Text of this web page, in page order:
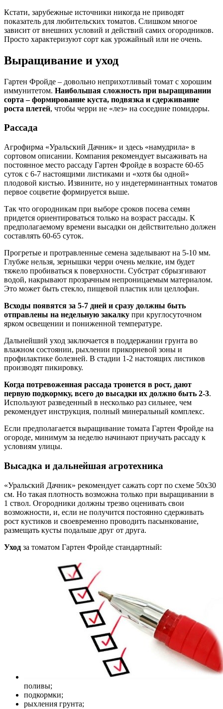
Кстати, зарубежные источники никогда не приводят
показатель для любительских томатов. Слишком многое
зависит от внешних условий и действий самих огородников.
Просто характеризуют сорт как урожайный или не очень.
Выращивание и уход
Гартен Фройде – довольно неприхотливый томат с хорошим
иммунитетом. Наибольшая сложность при выращивании
сорта – формирование куста, подвязка и сдерживание
роста плетей, чтобы черри не «лез» на соседние помидоры.
Рассада
Агрофирма «Уральский Дачник» и здесь «намудрила» в
сортовом описании. Компания рекомендует высаживать на
постоянное место рассаду Гартен Фройде в возрасте 60-65
суток с 6-7 настоящими листиками и «хотя бы одной»
плодовой кистью. Извините, но у индетерминантных томатов
первое соцветие формируется выше.
Так что огородникам при выборе сроков посева семян
придется ориентироваться только на возраст рассады. К
предполагаемому времени высадки он действительно должен
составлять 60-65 суток.
Прогретые и протравленные семена заделывают на 5-10 мм.
Глубже нельзя, зернышки черри очень мелкие, им будет
тяжело пробиваться к поверхности. Субстрат сбрызгивают
водой, накрывают прозрачным непроницаемым материалом.
Это может быть стекло, пищевой пластик или целлофан.
Всходы появятся за 5-7 дней и сразу должны быть
отправлены на недельную закалку при круглосуточном
ярком освещении и пониженной температуре.
Дальнейший уход заключается в поддержании грунта во
влажном состоянии, рыхлении прикорневой зоны и
профилактике болезней. В стадии 1-2 настоящих листиков
производят пикировку.
Когда потревоженная рассада тронется в рост, дают
первую подкормку, всего до высадки их должно быть 2-3.
Используют разведенный в несколько раз сильнее, чем
рекомендует инструкция, полный минеральный комплекс.
Если предполагается выращивание томата Гартен Фройде на
огороде, минимум за неделю начинают приучать рассаду к
условиям улицы.
Высадка и дальнейшая агротехника
«Уральский Дачник» рекомендует сажать сорт по схеме 50х30
см. Но такая плотность возможна только при выращивании в
1 ствол. Огородники должны трезво оценивать свои
возможности, и, если не получится постоянно сдерживать
рост кустиков и своевременно проводить пасынкование,
размещать кусты подальше друг от друга.
Уход за томатом Гартен Фройде стандартный:
поливы;
подкормки;
рыхления грунта;